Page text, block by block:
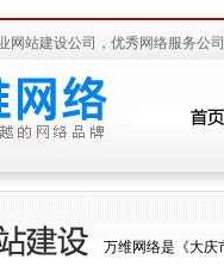
网站建设公司，优秀网络服务公
万维网络是《大庆